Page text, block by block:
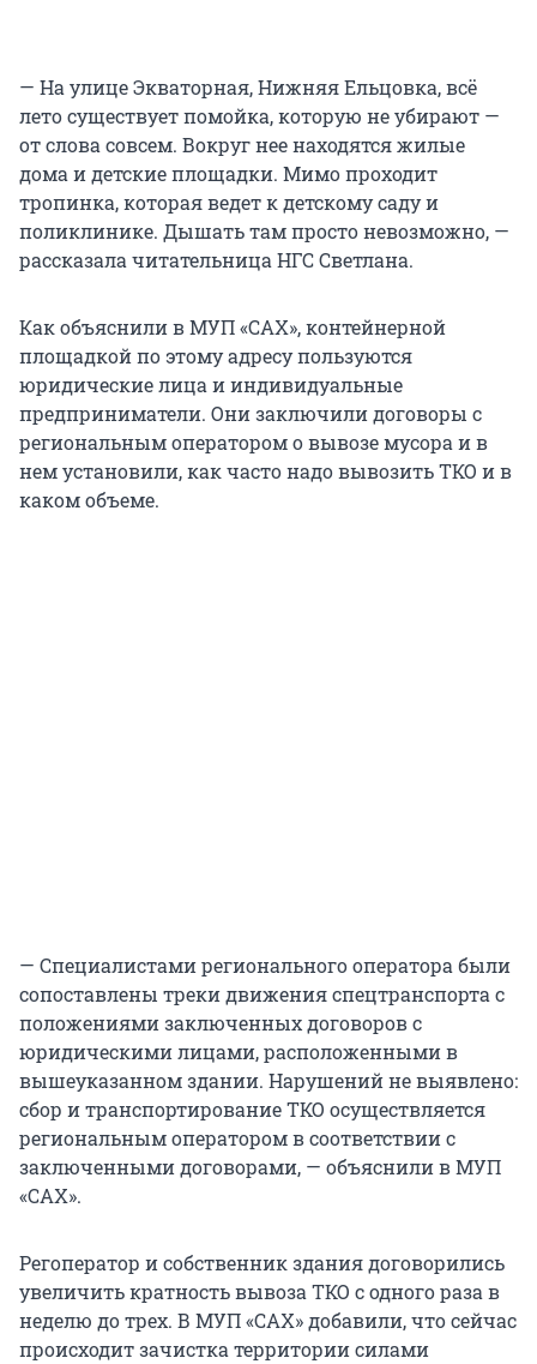
— На улице Экваторная, Нижняя Ельцовка, всё
лето существует помойка, которую не убирают —
от слова совсем. Вокруг нее находятся жилые
дома и детские площадки. Мимо проходит
тропинка, которая ведет к детскому саду и
поликлинике. Дышать там просто невозможно, —
рассказала читательница НГС Светлана.
Как объяснили в МУП «САХ», контейнерной
площадкой по этому адресу пользуются
юридические лица и индивидуальные
предприниматели. Они заключили договоры с
региональным оператором о вывозе мусора и в
нем установили, как часто надо вывозить ТКО и в
каком объеме.
— Специалистами регионального оператора были
сопоставлены треки движения спецтранспорта с
положениями заключенных договоров с
юридическими лицами, расположенными в
вышеуказанном здании. Нарушений не выявлено:
сбор и транспортирование ТКО осуществляется
региональным оператором в соответствии с
заключенными договорами, — объяснили в МУП
«САХ».
Регоператор и собственник здания договорились
увеличить кратность вывоза ТКО с одного раза в
неделю до трех. В МУП «САХ» добавили, что сейчас
происходит зачистка территории силами